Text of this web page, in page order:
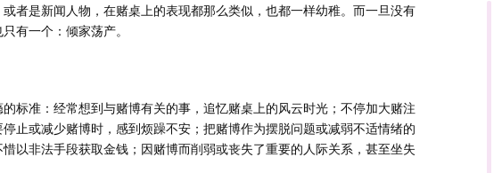
者是新闻人物，在赌桌上的表现都那么类似，也都一样幼稚。而一旦没有
有一个：倾家荡产。
标准：经常想到与赌博有关的事，追忆赌桌上的风云时光；不停加大赌注
止或减少赌博时，感到烦躁不安；把赌博作为摆脱问题或减弱不适情绪的
以非法手段获取金钱；因赌博而削弱或丧失了重要的人际关系，甚至坐失